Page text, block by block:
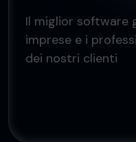
Il miglior software
imprese e i
dei nostri clienti